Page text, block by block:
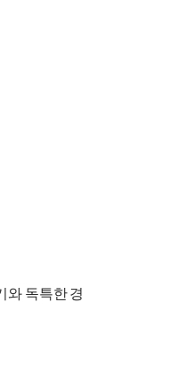
와 독특한 경